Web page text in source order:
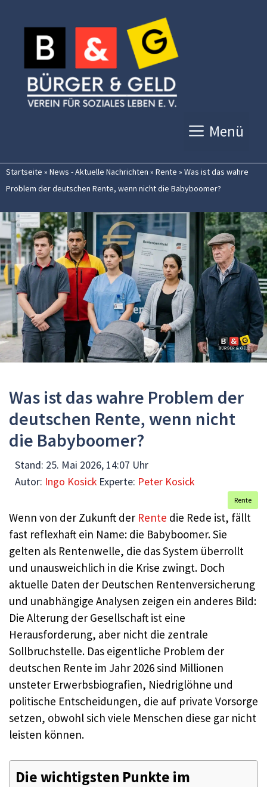
Inhalt
springen
Menü
Startseite » News - Aktuelle Nachrichten » Rente » Was ist das wahre
Problem der deutschen Rente, wenn nicht die Babyboomer?
Was ist das wahre Problem der
deutschen Rente, wenn nicht
die Babyboomer?
Stand: 25. Mai 2026, 14:07 Uhr
Autor: Ingo Kosick Experte: Peter Kosick
Rente
Wenn von der Zukunft der Rente die Rede ist, fällt
fast reflexhaft ein Name: die Babyboomer. Sie
gelten als Rentenwelle, die das System überrollt
und unausweichlich in die Krise zwingt. Doch
aktuelle Daten der Deutschen Rentenversicherung
und unabhängige Analysen zeigen ein anderes Bild:
Die Alterung der Gesellschaft ist eine
Herausforderung, aber nicht die zentrale
Sollbruchstelle. Das eigentliche Problem der
deutschen Rente im Jahr 2026 sind Millionen
unsteter Erwerbsbiografien, Niedriglöhne und
politische Entscheidungen, die auf private Vorsorge
setzen, obwohl sich viele Menschen diese gar nicht
leisten können.
Die wichtigsten Punkte im